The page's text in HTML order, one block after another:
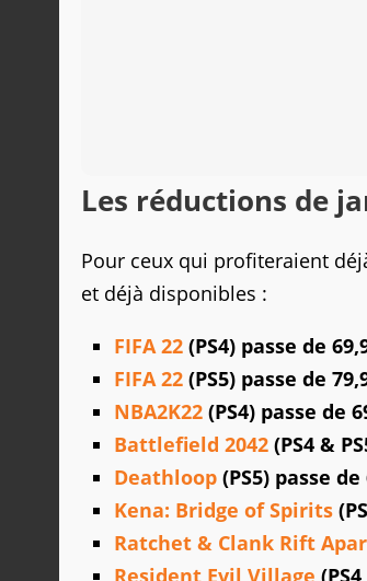
Les réductions de
Pour ceux qui profiteraient
et déjà disponibles :
FIFA 22 (PS4) passe de
FIFA 22 (PS5) passe de
NBA2K22 (PS4) passe de
Battlefield 2042 (PS4 &
Deathloop (PS5) passe
Kena: Bridge of Spirits
Ratchet & Clank Rift